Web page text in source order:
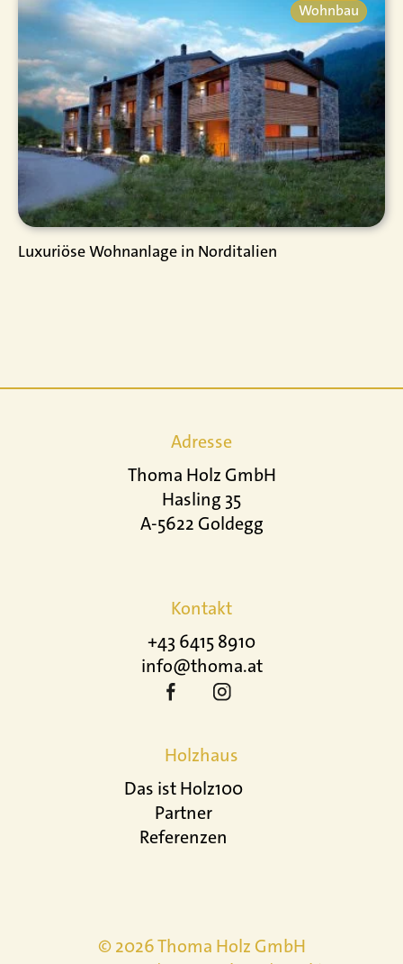
Wohnbau
Luxuriöse Wohnanlage in Norditalien
Adresse
Thoma Holz GmbH
Hasling 35
A-5622 Goldegg
Kontakt
+43 6415 8910
info@thoma.at
Holzhaus
Das ist Holz100
Partner
Referenzen
© 2026 Thoma Holz GmbH